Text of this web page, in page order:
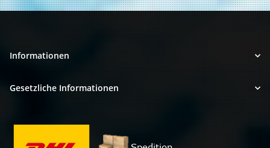
Informationen
Gesetzliche Informationen